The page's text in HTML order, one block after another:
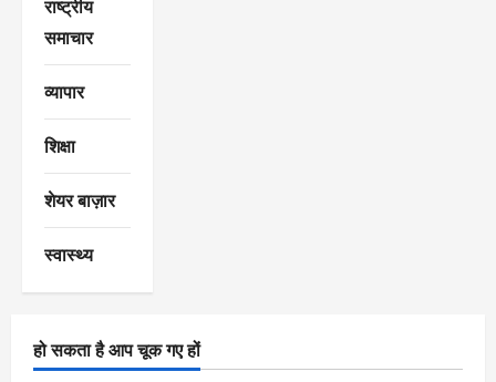
राष्ट्रीय
समाचार
व्यापार
शिक्षा
शेयर बाज़ार
स्वास्थ्य
हो सकता है आप चूक गए हों